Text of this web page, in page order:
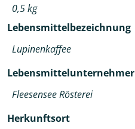
0,5 kg
Lebensmittelbezeichnung
Lupinenkaffee
Lebensmittelunternehmer
Fleesensee Rösterei
Herkunftsort